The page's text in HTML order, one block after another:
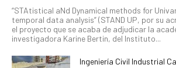
“STAtistical aNd Dynamical methods for
temporal data analysis” (STAND UP, por su
el proyecto que se acaba de adjudicar la
investigadora Karine Bertin, del Instituto...
Ingeniería Civil Industrial